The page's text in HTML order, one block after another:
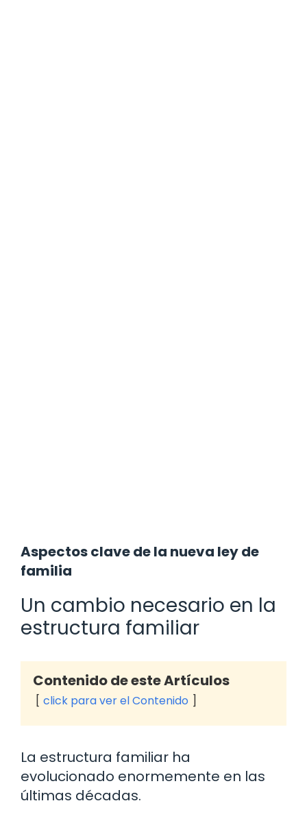
Aspectos clave de la nueva ley de
familia
Un cambio necesario en la
estructura familiar
Contenido de este Artículos
click para ver el Contenido
La estructura familiar ha
evolucionado enormemente en las
últimas décadas.